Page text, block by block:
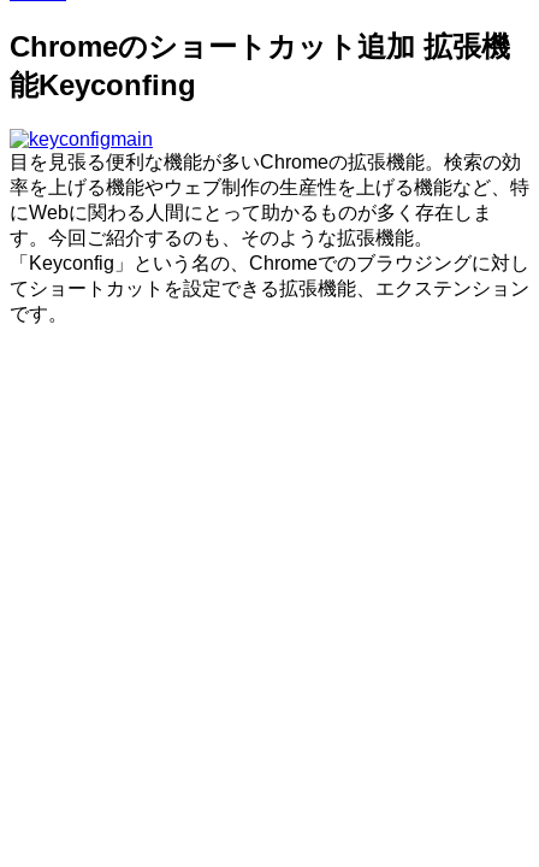
Chromeのショートカット追加 拡張機
能Keyconfing
目を見張る便利な機能が多いChromeの拡張機能。検索の効
率を上げる機能やウェブ制作の生産性を上げる機能など、特
にWebに関わる人間にとって助かるものが多く存在しま
す。今回ご紹介するのも、そのような拡張機能。
「Keyconfig」という名の、Chromeでのブラウジングに対し
てショートカットを設定できる拡張機能、エクステンション
です。